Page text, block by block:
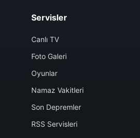
Servisler
Canlı TV
Foto Galeri
Oyunlar
Namaz Vakitleri
Son Depremler
RSS Servisleri